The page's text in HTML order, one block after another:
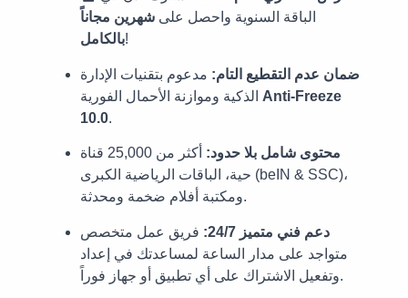
الباقة السنوية واحصل على شهرين مجاناً
بالكامل!
ضمان عدم التقطيع التام: مدعوم بتقنيات الإدارة
Anti-Freeze
10.0.
محتوى شامل بلا حدود:
أكثر من 25,000 قناة
حية، الباقات الرياضية الكبرى (beIN & SSC)،
ومكتبة أفلام ضخمة ومحدثة.
دعم فني متميز 24/7:
فريق عمل متخصص
متواجد على مدار الساعة لمساعدتك في إعداد
وتفعيل الاشتراك على أي تطبيق أو جهاز فوراً.